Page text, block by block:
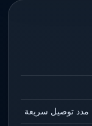
مدد توصيل سريعة